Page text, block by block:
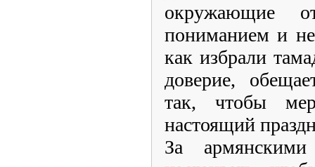
окружающие
пониманием и
как избрали
доверие,
так, чтобы
настоящий
За